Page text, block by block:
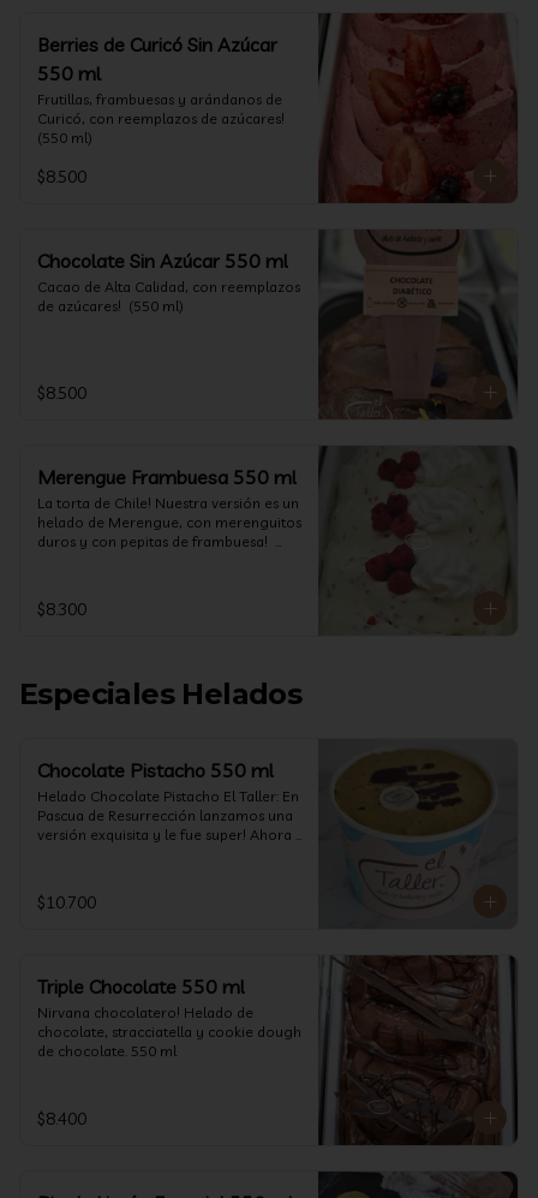
Berries de Curicó Sin Azúcar
550 ml
Frutillas, frambuesas y arándanos de
Curicó, con reemplazos de azúcares!
(550 ml)
$8.500
Chocolate Sin Azúcar 550 ml
Cacao de Alta Calidad, con reemplazos
de azúcares!  (550 ml)
$8.500
Merengue Frambuesa 550 ml
La torta de Chile! Nuestra versión es un
helado de Merengue, con merenguitos
duros y con pepitas de frambuesa!
$8.300
Especiales Helados
Chocolate Pistacho 550 ml
Helado Chocolate Pistacho El Taller: En
Pascua de Resurrección lanzamos una
versión exquisita y le fue super! Ahora
calidad, al centro una bomba de
chocolate blanco relleno de crema de
$10.700
Triple Chocolate 550 ml
Nirvana chocolatero! Helado de
chocolate, stracciatella y cookie dough
de chocolate. 550 ml
$8.400